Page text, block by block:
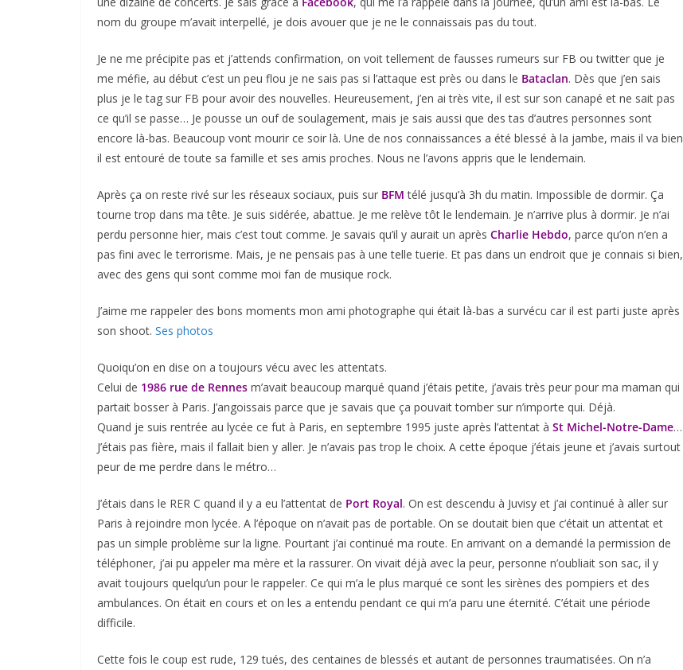
nom du groupe m’avait interpellé, je dois avouer que je ne le connaissais pas du tout.
Je ne me précipite pas et j’attends confirmation, on voit tellement de fausses rumeurs sur FB ou twitter que je
me méfie, au début c’est un peu flou je ne sais pas si l’attaque est près ou dans le Bataclan. Dès que j’en sais
plus je le tag sur FB pour avoir des nouvelles. Heureusement, j’en ai très vite, il est sur son canapé et ne sait pas
ce qu’il se passe… Je pousse un ouf de soulagement, mais je sais aussi que des tas d’autres personnes sont
encore là-bas. Beaucoup vont mourir ce soir là. Une de nos connaissances a été blessé à la jambe, mais il va bien
il est entouré de toute sa famille et ses amis proches. Nous ne l’avons appris que le lendemain.
Après ça on reste rivé sur les réseaux sociaux, puis sur BFM télé jusqu’à 3h du matin. Impossible de dormir. Ça
tourne trop dans ma tête. Je suis sidérée, abattue. Je me relève tôt le lendemain. Je n’arrive plus à dormir. Je n’ai
perdu personne hier, mais c’est tout comme. Je savais qu’il y aurait un après Charlie Hebdo, parce qu’on n’en a
pas fini avec le terrorisme. Mais, je ne pensais pas à une telle tuerie. Et pas dans un endroit que je connais si bien,
avec des gens qui sont comme moi fan de musique rock.
J’aime me rappeler des bons moments mon ami photographe qui était là-bas a survécu car il est parti juste après
son shoot. Ses photos
Quoiqu’on en dise on a toujours vécu avec les attentats.
Celui de 1986 rue de Rennes m’avait beaucoup marqué quand j’étais petite, j’avais très peur pour ma maman qui
partait bosser à Paris. J’angoissais parce que je savais que ça pouvait tomber sur n’importe qui. Déjà.
Quand je suis rentrée au lycée ce fut à Paris, en septembre 1995 juste après l’attentat à St Michel-Notre-Dame…
J’étais pas fière, mais il fallait bien y aller. Je n’avais pas trop le choix. A cette époque j’étais jeune et j’avais surtout
peur de me perdre dans le métro…
J’étais dans le RER C quand il y a eu l’attentat de Port Royal. On est descendu à Juvisy et j’ai continué à aller sur
Paris à rejoindre mon lycée. A l’époque on n’avait pas de portable. On se doutait bien que c’était un attentat et
pas un simple problème sur la ligne. Pourtant j’ai continué ma route. En arrivant on a demandé la permission de
téléphoner, j’ai pu appeler ma mère et la rassurer. On vivait déjà avec la peur, personne n’oubliait son sac, il y
avait toujours quelqu’un pour le rappeler. Ce qui m’a le plus marqué ce sont les sirènes des pompiers et des
ambulances. On était en cours et on les a entendu pendant ce qui m’a paru une éternité. C’était une période
difficile.
Cette fois le coup est rude, 129 tués, des centaines de blessés et autant de personnes traumatisées. On n’a